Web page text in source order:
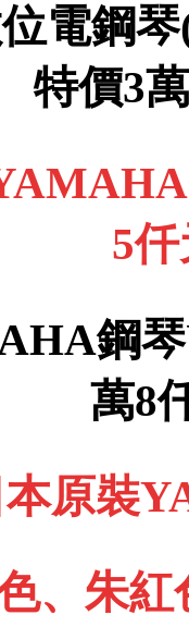
電鋼
特價3
5
鋼
萬8
本原裝
、朱